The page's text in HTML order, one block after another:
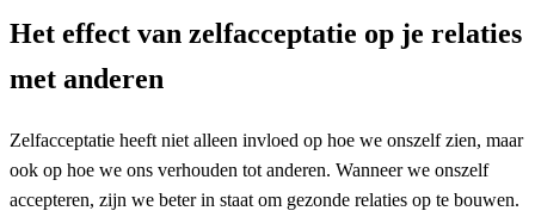
Het effect van zelfacceptatie op je relaties
met anderen
Zelfacceptatie heeft niet alleen invloed op hoe we onszelf zien, maar
ook op hoe we ons verhouden tot anderen. Wanneer we onszelf
accepteren, zijn we beter in staat om gezonde relaties op te bouwen.